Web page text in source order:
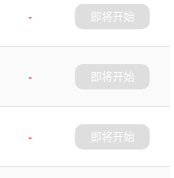
-
即将开始
-
即将开始
-
即将开始